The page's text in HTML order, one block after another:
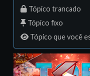
Tópico trancado
Tópico fixo
Tópico que você